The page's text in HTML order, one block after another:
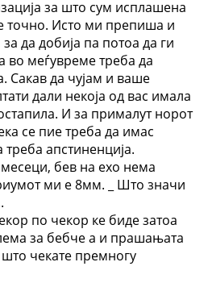
за што сум исплашена
точно. Исто ми препиша и
да добија па потоа да ги
во меѓувреме треба да
Сакав да чујам и ваше
дали некоја од вас имала
И за прималут норот
се пие треба да имас
апстиненција.
бев на ехо нема
ми е 8мм. _ Што значи
по чекор ке биде затоа
за бебче а и прашањата
чекате премногу